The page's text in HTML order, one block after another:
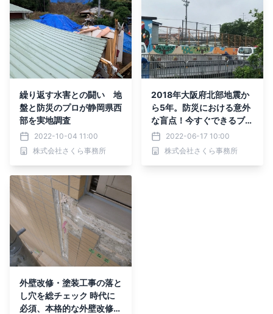
繰り返す水害との闘い 地
盤と防災のプロが静岡県西
部を実地調査
2022-10-04 11:00
株式会社さくら事務所
2018年大阪府北部地震か
ら5年。防災における意外
な盲点！今すぐできるブロ
ック塀チェック
2022-06-17 10:00
株式会社さくら事務所
外壁改修・塗装工事の落と
し穴を総チェック 時代に
必須、本格的な外壁改修